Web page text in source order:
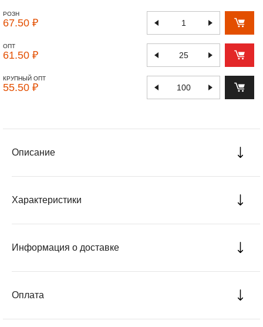
РОЗН
67.50 ₽
ОПТ
61.50 ₽
КРУПНЫЙ ОПТ
55.50 ₽
Описание
Характеристики
Информация о доставке
Оплата